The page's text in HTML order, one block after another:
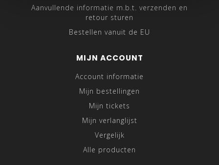
Aanvullende informatie m.b.t. verzenden en
retour sturen
Bestellen vanuit de EU
MIJN ACCOUNT
Account informatie
Mijn bestellingen
Mijn tickets
Mijn verlanglijst
Vergelijk
Alle producten